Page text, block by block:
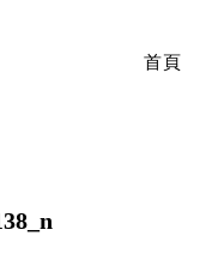
首頁